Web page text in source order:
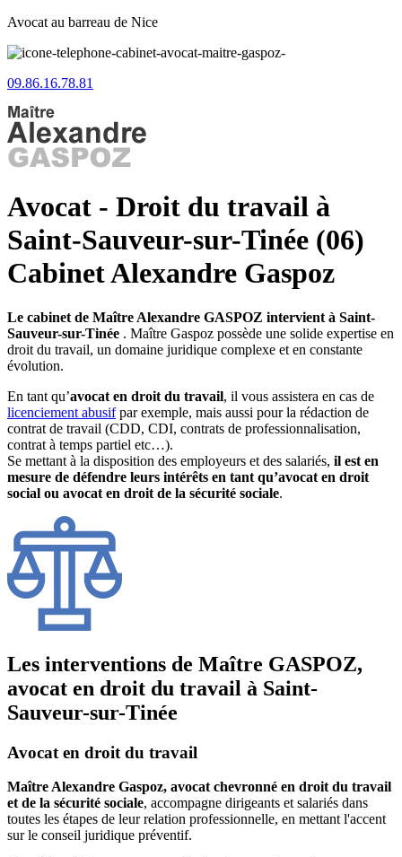
Avocat au barreau de Nice
09.86.16.78.81
Avocat - Droit du travail à
Saint-Sauveur-sur-Tinée (06)
Cabinet Alexandre Gaspoz
Le cabinet de Maître Alexandre GASPOZ intervient à Saint-
Sauveur-sur-Tinée . Maître Gaspoz possède une solide expertise en
droit du travail, un domaine juridique complexe et en constante
évolution.
En tant qu’avocat en droit du travail, il vous assistera en cas de
licenciement abusifpar exemple, mais aussi pour la rédaction de
contrat de travail (CDD, CDI, contrats de professionnalisation,
contrat à temps partiel etc…).
Se mettant à la disposition des employeurs et des salariés, il est en
mesure de défendre leurs intérêts en tant qu’avocat en droit
social ou avocat en droit de la sécurité sociale.
Les interventions de Maître GASPOZ,
avocat en droit du travail à Saint-
Sauveur-sur-Tinée
Avocat en droit du travail
Maître Alexandre Gaspoz, avocat chevronné en droit du travail
et de la sécurité sociale, accompagne dirigeants et salariés dans
toutes les étapes de leur relation professionnelle, en mettant l'accent
sur le conseil juridique préventif.